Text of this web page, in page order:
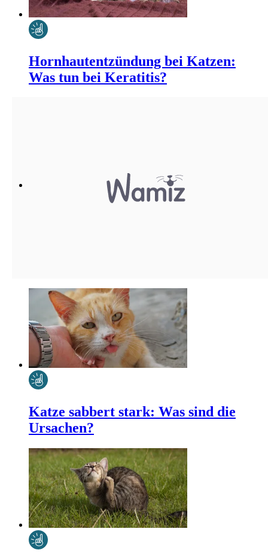
Hornhautentzündung bei Katzen:
Was tun bei Keratitis?
Katze sabbert stark: Was sind die
Ursachen?